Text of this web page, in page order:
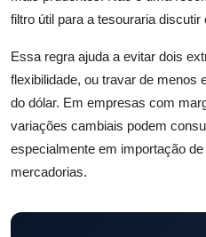
filtro útil para a tesouraria discutir
Essa regra ajuda a evitar dois
flexibilidade, ou travar de menos
do dólar. Em empresas com
variações cambiais podem
especialmente em importação
mercadorias.